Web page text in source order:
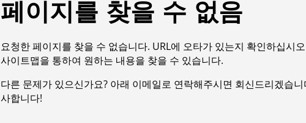
페이지를 찾을 수 없음
요청한 페이지를 찾을 수 없습니다. URL에 오타가 있는지 확인하십시
사이트맵을 통하여 원하는 내용을 찾을 수 있습니다.
다른 문제가 있으신가요? 아래 이메일로 연락해주시면 회신드리겠습
사합니다!